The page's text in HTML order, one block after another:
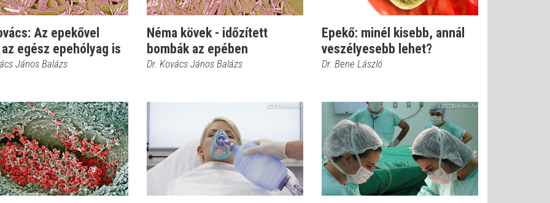
Az epekővel
egész epehólyag is
János Balázs
Néma kövek - időzített
bombák az epében
Dr. Kovács János Balázs
Epekő: minél kisebb, annál
veszélyesebb lehet?
Dr. Bene László